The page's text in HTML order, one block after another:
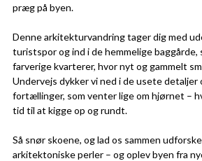
præg på byen.
Denne arkitekturvandring tager dig med
turistspor og ind i de hemmelige baggårde,
farverige kvarterer, hvor nyt og gammelt
Undervejs dykker vi ned i de usete detaljer
fortællinger, som venter lige om hjørnet –
tid til at kigge op og rundt.
Så snør skoene, og lad os sammen
arkitektoniske perler – og oplev byen fra